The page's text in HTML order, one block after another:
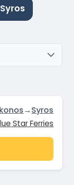
→Syros
Star Ferries